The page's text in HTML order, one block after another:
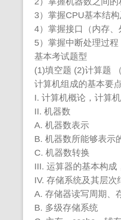
3）掌握CPU基本结
4）掌握接口（内存
5）掌握中断处理过
基本考试题型
(1)填空题 (2)计算题
计算机组成的基本要点
I. 计算机概论，计算
II. 机器数
A. 机器数表示
B. 机器数所能够表示
C. 机器数转换
III. 运算器的基本构成
IV. 存储系统及其层次
A. 存储器读写周期、
B. 多级存储系统